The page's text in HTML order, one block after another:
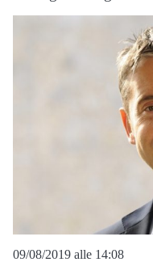
09/08/2019 alle 14:08